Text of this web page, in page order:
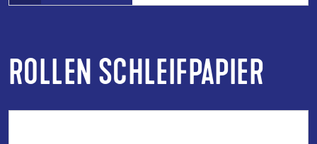
ROLLEN SCHLEIFPAPIER